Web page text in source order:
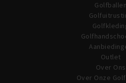
Golfballen
Outlet
Over Ons
Over Onze